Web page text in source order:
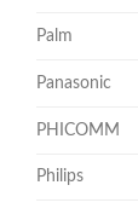
Palm
Panasonic
PHICOMM
Philips